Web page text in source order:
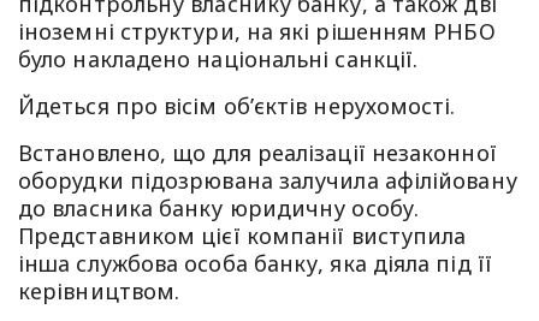
іноземні структури, на які рішенням РНБО
було накладено національні санкції.
Йдеться про вісім об’єктів нерухомості.
Встановлено, що для реалізації незаконної
оборудки підозрювана залучила афілійовану
до власника банку юридичну особу.
Представником цієї компанії виступила
інша службова особа банку, яка діяла під її
керівництвом.